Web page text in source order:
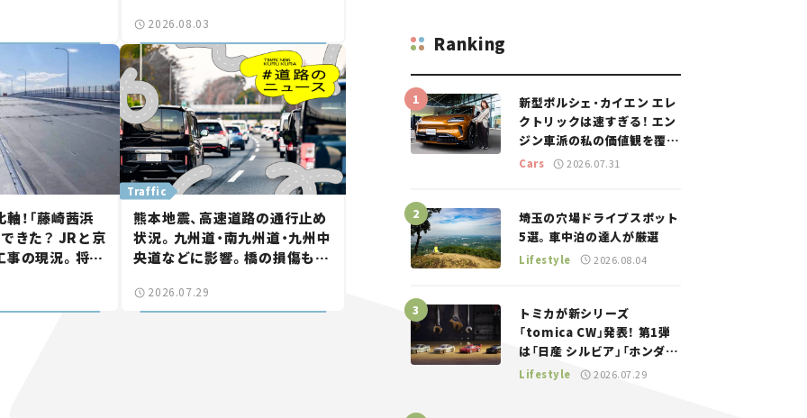
路計画】
討進む【いま気になる道路計
画】
2026.08.03
！「藤崎茜浜
きた？ JRと京
の現況。将来
道路計画】
Traffic
熊本地震、高速道路の通行止め
状況。九州道・南九州道・九州中
央道などに影響。橋の損傷も確
2026.07.29
Ranking
新型ポルシェ・カイエン エレ
クトリックは速すぎる！ エン
ジン車派の私の価値観を覆し
た、新しいポルシェの走り。
Cars 2026.07.31
埼玉の穴場ドライブスポット
5選。車中泊の達人が厳選
Lifestyle 2026.08.04
トミカが新シリーズ
「tomica CW」発表！ 第1弾
は「日産 シルビア」「ホンダ
NSX」が登場。世界が注目す
Lifestyle 2026.07.29